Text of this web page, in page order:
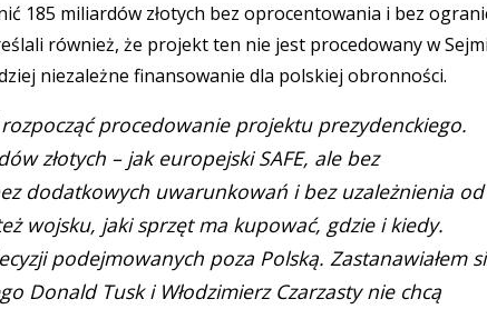
185 miliardów złotych bez oprocentowania i bez
również, że projekt ten nie jest procedowany w
niezależne finansowanie dla polskiej obronności.
procedowanie projektu prezydenckiego.
złotych – jak europejski SAFE, ale bez
dodatkowych uwarunkowań i bez uzależnienia od
wojsku, jaki sprzęt ma kupować, gdzie i kiedy.
podejmowanych poza Polską. Zastanawiałem
Donald Tusk i Włodzimierz Czarzasty nie chcą